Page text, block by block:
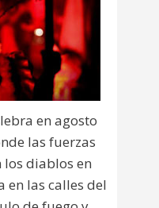
en agosto
las fuerzas
los diablos en
en las calles del